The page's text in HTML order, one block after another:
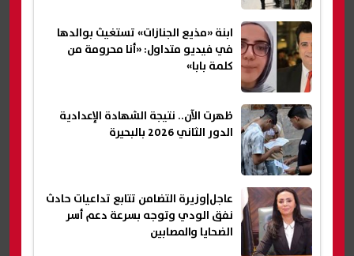
ابنة «مذيع الجنازات» تستغيث بوالدها
في فيديو متداول: «أنا محرومة من
كلمة بابا»
ظهرت الآن.. نتيجة الشهادة الإعدادية
الدور الثاني 2026 بالبحيرة
عاجل|وزيرة التضامن تتابع تداعيات حادث
نفق الودي وتوجه بسرعة دعم أسر
الضحايا والمصابين